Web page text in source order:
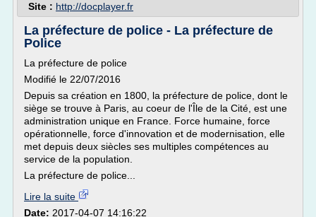
Site : http://docplayer.fr
La préfecture de police - La préfecture de
Police
La préfecture de police
Modifié le 22/07/2016
Depuis sa création en 1800, la préfecture de police, dont le
siège se trouve à Paris, au coeur de l'Île de la Cité, est une
administration unique en France. Force humaine, force
opérationnelle, force d'innovation et de modernisation, elle
met depuis deux siècles ses multiples compétences au
service de la population.
La préfecture de police...
Lire la suite
Date: 2017-04-07 14:16:22